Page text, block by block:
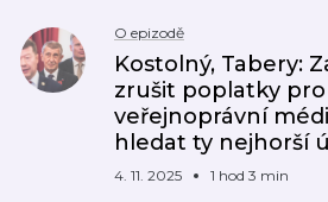
O epizodě
Kostolný, Tabery:
zrušit poplatky pro
veřejnoprávní
hledat ty nejhorší
4. 11. 2025 1 hod 3 min